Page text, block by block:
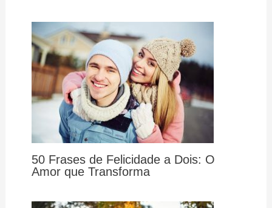
50 Frases de Felicidade a Dois: O
Amor que Transforma